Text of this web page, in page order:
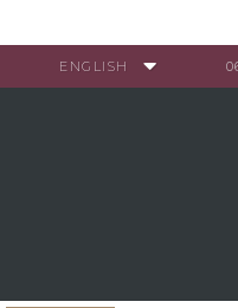
ENGLISH